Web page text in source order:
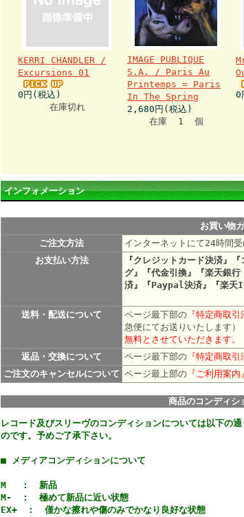
KERRI CHANDLER /
Excursions 01
0円(税込)
在庫切れ
IMAGE PUBLIQUE
S.A. / Paris Au
Printemps = Paris
In The Spring
2,680円(税込)
在庫 1 個
0
インフォメーション
お買い物
ご注文方法
インターネットにて24時間受
お支払い方法
『クレジットカード決済』
グ』『代金引換』『楽天銀
済』『Paypal決済』『楽天
送料・配送について ページ最下部の 『特定商取引
急便にてお送りいたします）
無料とさせていただきます。
返品・交換について
ページ最下部の 『特定商取引
ご注文のキャンセルについて ページ最上部の 『ご利用案内』
商品のコンディシ
レコード及びスリーヴのコンディションについては以下の
のです。予めご了承下さい。
■ メディアコンディションについて
M : 新品
M- : 極めて新品に近い状態
EX+ : 僅かな擦れや傷のみでかなり良好な状態